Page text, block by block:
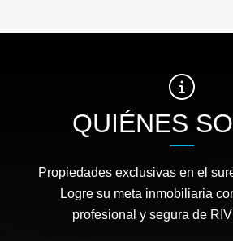
QUIÉNES
Propiedades exclusivas en el
Logre su meta inmobiliaria
profesional y segura de